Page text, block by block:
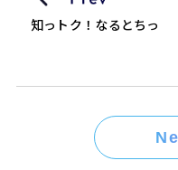
知っトク！なるとちっ